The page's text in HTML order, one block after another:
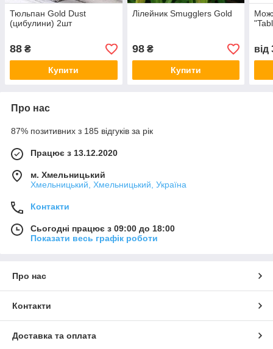
Тюльпан Gold Dust
(цибулини) 2шт
88 ₴
Купити
Лілейник Smugglers Gold
98₴
Купити
від
Про нас
87% позитивних з 185 відгуків за рік
Працює з 13.12.2020
м. Хмельницький
Хмельницький, Хмельницький, Україна
Контакти
Сьогодні працює з 09:00 до 18:00
Показати весь графік роботи
Про нас
Контакти
Доставка та оплата